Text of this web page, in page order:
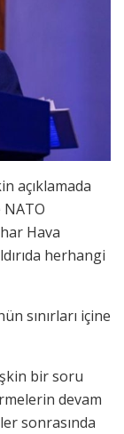
açıklamada
NATO
Hava
herhangi
sınırları içine
bir soru
devam
sonrasında